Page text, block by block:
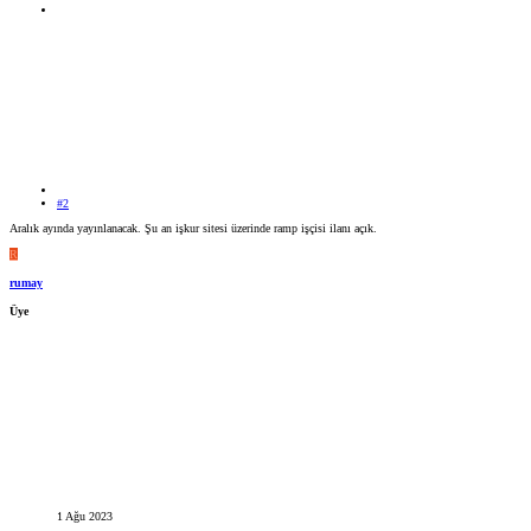
#2
Aralık ayında yayınlanacak. Şu an işkur sitesi üzerinde ramp işçisi ilanı açık.
R
rumay
Üye
1 Ağu 2023